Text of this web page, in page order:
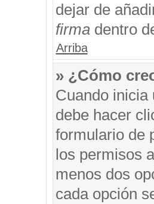
dejar de
firmadentro
Arriba
» ¿Cómo
Cuando inicia
debe hacer
formulario de
los permisos
menos dos
cada opción